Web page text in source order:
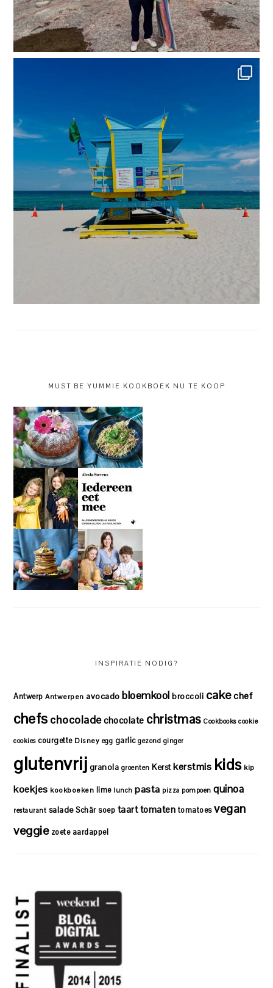
MUST BE YUMMIE KOOKBOEK NU TE KOOP
INSPIRATIE NODIG?
Antwerp Antwerpen avocado bloemkool broccoli cakechef
chefs chocoladechocolate christmas Cookbooks cookie
cookies courgette Disney egg garlic gezond ginger
glutenvrij granola groenten Kerst kerstmis kids kip
koekjes kookboeken lime lunch pasta pizza pompoen quinoa
restaurant salade Schär soep taarttomaten tomatoes vegan
veggie zoete aardappel